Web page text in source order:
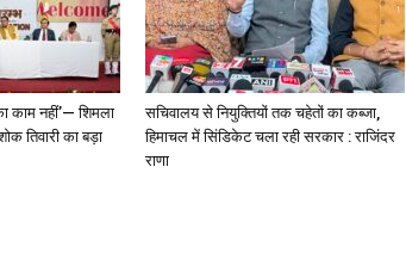
काम नहीं’— शिमला
तिवारी का बड़ा
सचिवालय से नियुक्तियों तक चहेतों का कब्जा,
हिमाचल में सिंडिकेट चला रही सरकार : राजिंदर
राणा